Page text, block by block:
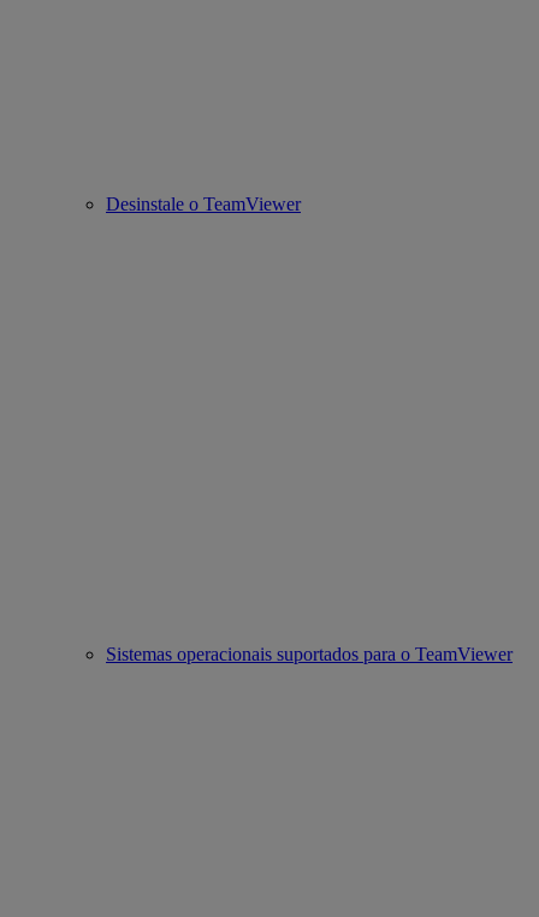
Desinstale o TeamViewer
Sistemas operacionais suportados para o TeamViewer